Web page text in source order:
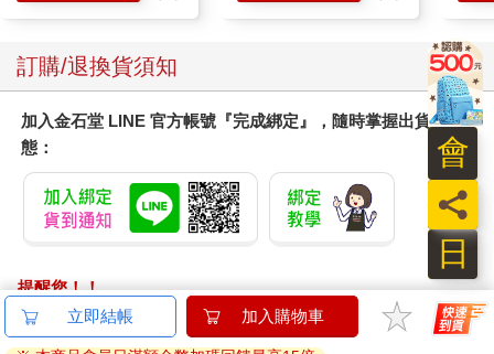
訂購/退換貨須知
加入金石堂 LINE 官方帳號『完成綁定』，隨時掌握出貨動
態：
提醒您！！
金石堂及銀行均不會請您操作ATM! 如接獲電話要求您前往
ATM提款機，請不要聽從指示，以免受騙上當！
立即結帳 加入購物車
日
員
會